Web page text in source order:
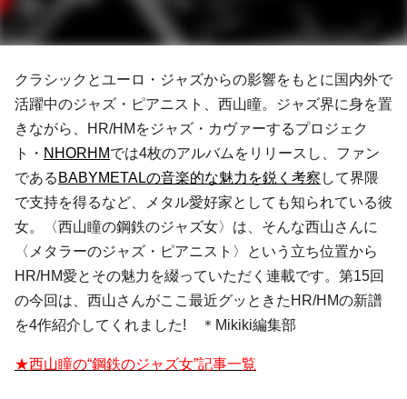
クラシックとユーロ・ジャズからの影響をもとに国内外で
活躍中のジャズ・ピアニスト、西山瞳。ジャズ界に身を置
きながら、HR/HMをジャズ・カヴァーするプロジェク
ト・ NHORHMでは4枚のアルバムをリリースし、ファン
である BABYMETALの音楽的な魅力を鋭く考察 して界隈
で支持を得るなど、メタル愛好家としても知られている彼
女。〈西山瞳の鋼鉄のジャズ女〉は、 そんな西山さんに
〈メタラーのジャズ・ピアニスト〉という立ち位置から
HR/HM愛とその魅力を綴っていただく連載です。第15回
の今回は、西山さんがここ最近グッときたHR/HMの新譜
を4作紹介してくれました! ＊Mikiki編集部
★西山瞳の“鋼鉄のジャズ女”記事一覧